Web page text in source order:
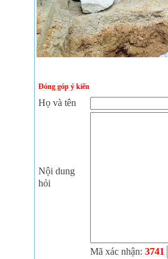
Đóng góp ý kiến
Họ và tên
Nội dung
hỏi
Mã xác nhận: 3741